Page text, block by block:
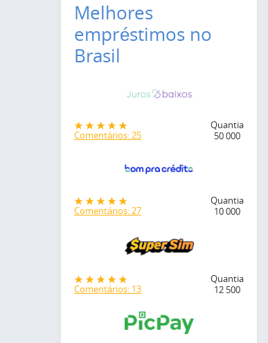
Melhores
empréstimos no
Brasil
Comentários: 25
Quantia
50 000
Comentários: 27
Quantia
10 000
Comentários: 13
Quantia
12 500